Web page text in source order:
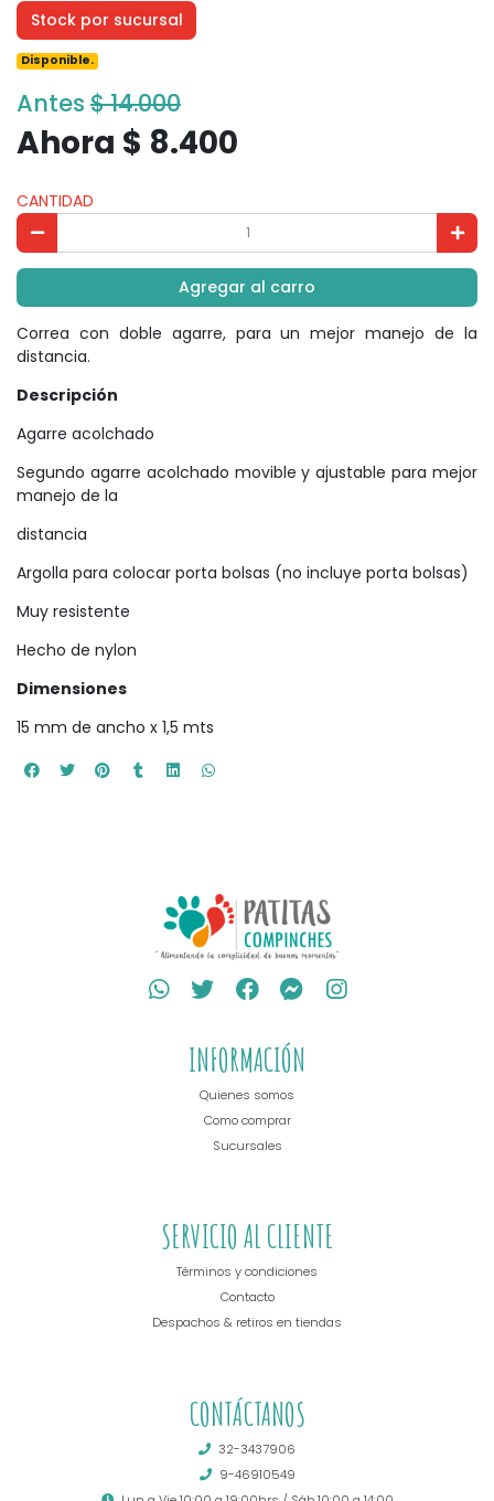
Stock por sucursal
Disponible.
Antes $ 14.000
Ahora $ 8.400
CANTIDAD
Agregar al carro
Correa con doble agarre, para un mejor manejo de la
distancia.
Descripción
Agarre acolchado
Segundo agarre acolchado movible y ajustable para mejor
manejo de la
distancia
Argolla para colocar porta bolsas (no incluye porta bolsas)
Muy resistente
Hecho de nylon
Dimensiones
15 mm de ancho x 1,5 mts
INFORMACIÓN
Quienes somos
Como comprar
Sucursales
SERVICIO AL CLIENTE
Términos y condiciones
Contacto
Despachos & retiros en tiendas
CONTÁCTANOS
32-3437906
9-46910549